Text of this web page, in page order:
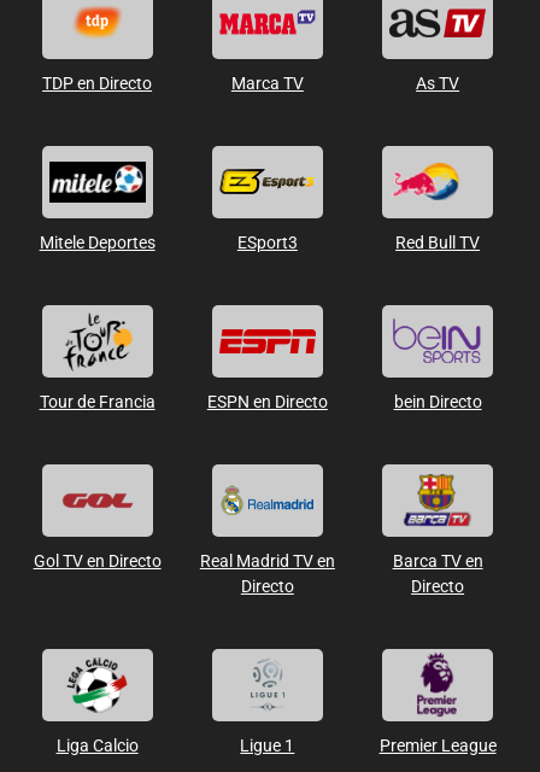
TDP en Directo Marca TV As TV
Mitele Deportes ESport3 Red Bull TV
Tour de Francia ESPN en Directo bein Directo
Gol TV en Directo
Real Madrid TV en
Directo
Barca TV en
Directo
Liga Calcio Ligue 1 Premier League